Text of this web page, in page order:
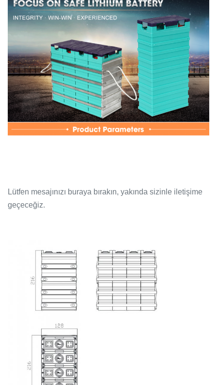
Lütfen mesajınızı buraya bırakın, yakında sizinle iletişime
geçeceğiz.